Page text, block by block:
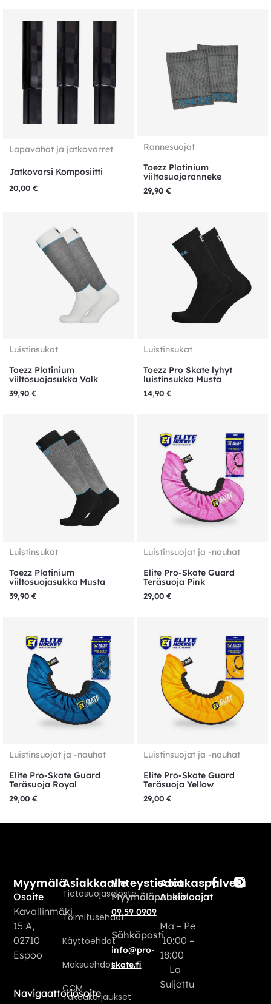
Lapavahat ja jatkovarret
Jatkovarsi Komposiitti
20,00 €
Rannesuojat
Toezz Platinium
viiltosuojaranneke
29,90 €
Luistinsukat
Toezz Platinium
viiltosuojasukka Valk
39,90 €
Luistinsukat
Toezz Pro Skate lyhyt
luistinsukka Musta
14,90 €
Luistinsukat
Toezz Platinium
viiltosuojasukka Musta
39,90 €
Luistinsuojat ja -nauhat
Elite Pro-Skate Guard
Teräsuoja Pink
29,00 €
Luistinsuojat ja -nauhat
Elite Pro-Skate Guard
Teräsuoja Royal
29,00 €
Luistinsuojat ja -nauhat
Elite Pro-Skate Guard
Teräsuoja Yellow
29,00 €
Asiakkaalle
Tietosuojaseloste
Toimitusehdot
Käyttöehdot
Maksuehdot
CCM
Takuukorjaukset
Myymälä
Osoite
Kavallinmäki
15 A,
02710
Espoo
Navigaattoriosoite
Yhteystiedot
Myymäläpuhelin
09 59 0909
Sähköposti
info@pro-
skate.fi
Asiakaspalvelu
Aukioloajat
Ma – Pe
10:00 –
18:00
La
Suljettu